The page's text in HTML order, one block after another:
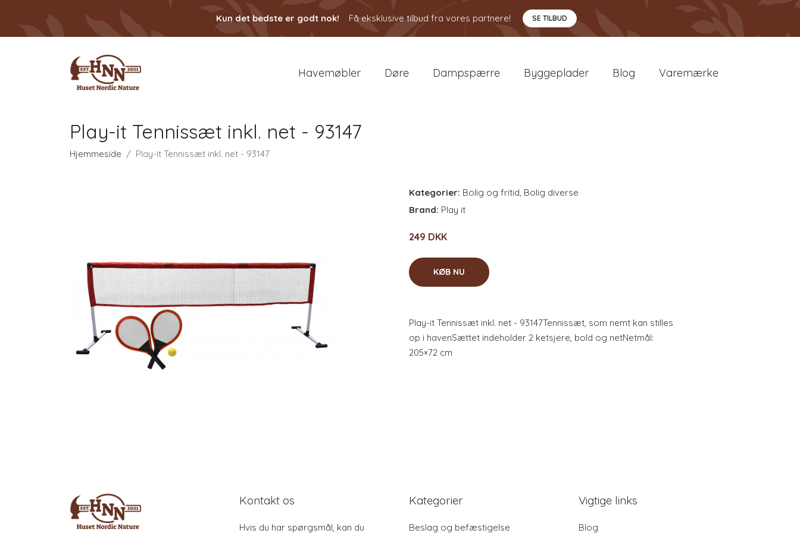
Kun det bedste er godt nok! Få eksklusive tilbud fra vores partnere! SE TILBUD
Havemøbler Døre Dampspærre Byggeplader Blog Varemærke
Play-it Tennissæt inkl. net - 93147
Hjemmeside Play-it Tennissæt inkl. net - 93147
Kategorier: Bolig og fritid, Bolig diverse
Brand: Play it
249 DKK
KØB NU
Play-it Tennissæt inkl. net - 93147Tennissæt, som nemt kan stilles
op i havenSættet indeholder 2 ketsjere, bold og netNetmål:
205×72 cm
Kontakt os
Hvis du har spørgsmål, kan du
Kategorier
Beslag og befæstigelse
Vigtige links
Blog